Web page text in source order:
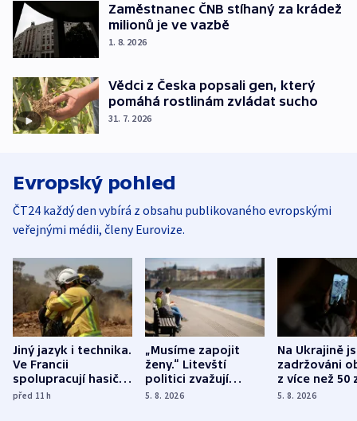
Zaměstnanec ČNB stíhaný za krádež
milionů je ve vazbě
1. 8. 2026
Vědci z Česka popsali gen, který
pomáhá rostlinám zvládat sucho
31. 7. 2026
Evropský pohled
ČT24 každý den vybírá z obsahu publikovaného evropskými
veřejnými médii, členy Eurovize.
Jiný jazyk i technika.
Ve Francii
spolupracují hasiči z
různých zemí
před 11h
„Musíme zapojit
ženy.“ Litevští
politici zvažují
dohodu o
5. 8. 2026
Na Ukrajině
zadržováni
z více než 50
Bojovali na
5. 8. 2026